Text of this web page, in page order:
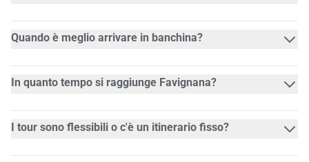
Quando è meglio arrivare in banchina?
In quanto tempo si raggiunge Favignana?
I tour sono flessibili o c'è un itinerario fisso?